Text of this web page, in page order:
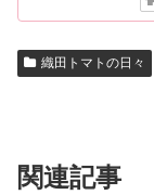
織田トマトの日々
関連記事